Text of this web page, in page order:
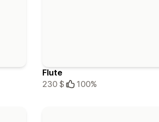
Flute
230 $
100%